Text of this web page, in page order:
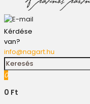
Kérdése
van?
info@nagart.hu
0
0 Ft